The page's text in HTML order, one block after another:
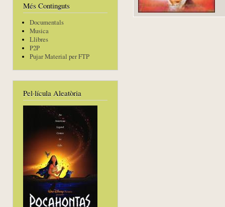
Més Continguts
Documentals
Musica
Llibres
P2P
Pujar Material per FTP
Pel·lícula Aleatòria